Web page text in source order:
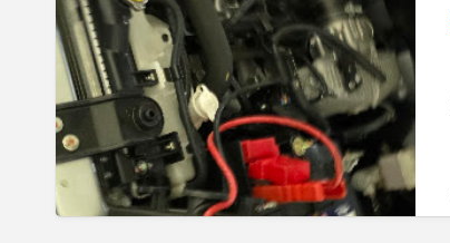
北
接
電
救
援
服
務！
汽